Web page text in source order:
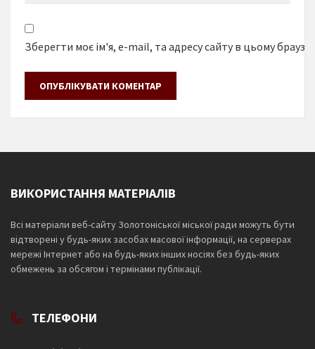
Зберегти моє ім'я, e-mail, та адресу сайту в цьому
ВИКОРИСТАННЯ МАТЕРІАЛІВ
Всі матеріали веб-сайту Золотоніської міської ради можуть бути
відтворені у будь-яких засобах масової інформації, на серверах
мережі Інтернет або на будь-яких інших носіях без будь-яких
обмежень за обсягом і термінами публікації.
ТЕЛЕФОНИ